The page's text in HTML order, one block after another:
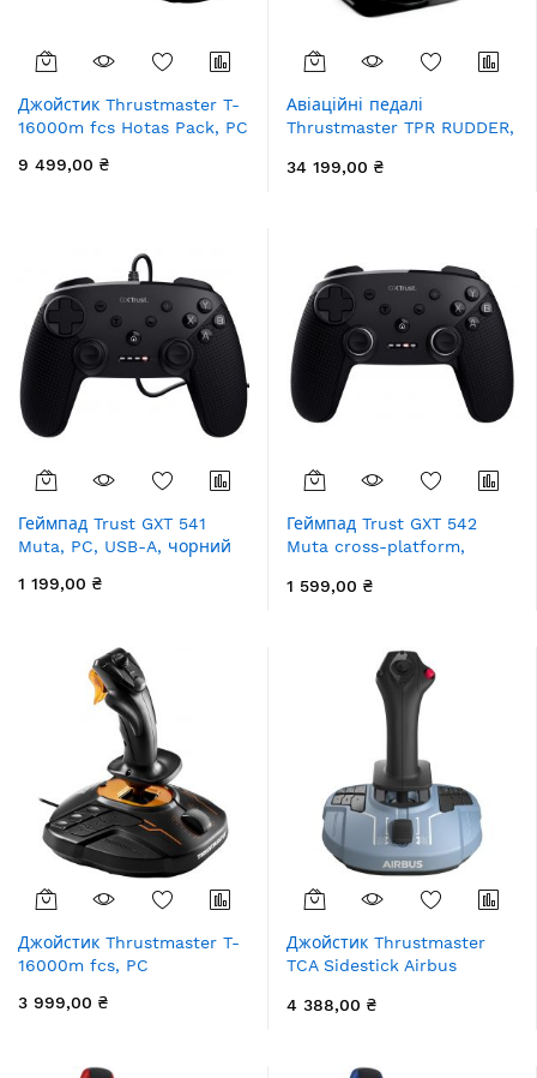
Джойстик Thrustmaster T-
16000m fcs Hotas Pack, PC
9 499,00 ₴
Авіаційні педалі
Thrustmaster TPR RUDDER,
34 199,00 ₴
Геймпад Trust GXT 541
Muta, PC, USB-A, чорний
1 199,00 ₴
Геймпад Trust GXT 542
Muta cross-platform,
1 599,00 ₴
Джойстик Thrustmaster T-
16000m fcs, PC
3 999,00 ₴
Джойстик Thrustmaster
TCA Sidestick Airbus
4 388,00 ₴